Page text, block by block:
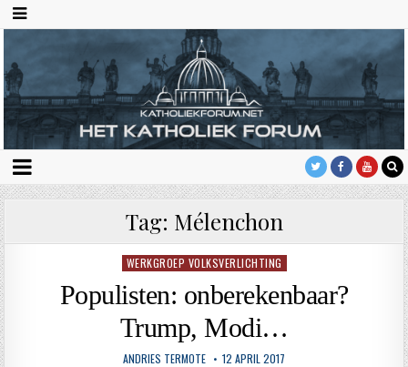
Tag: Mélenchon
Geplaatst
WERKGROEP VOLKSVERLICHTING
Populisten: onberekenbaar?
Trump, Modi…
ANDRIES TERMOTE 12 APRIL 2017